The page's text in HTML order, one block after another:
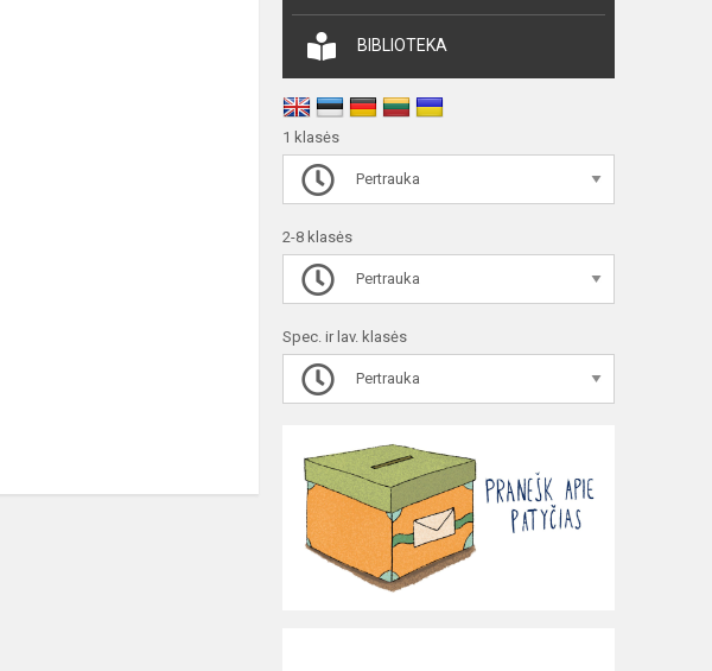
BIBLIOTEKA
1 klasės
Pertrauka
2-8 klasės
Pertrauka
Spec. ir lav. klasės
Pertrauka